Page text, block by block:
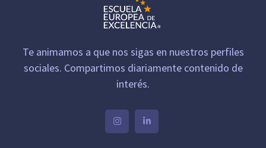
Te animamos a que nos sigas en nuestros perfiles
sociales. Compartimos diariamente contenido de
interés.